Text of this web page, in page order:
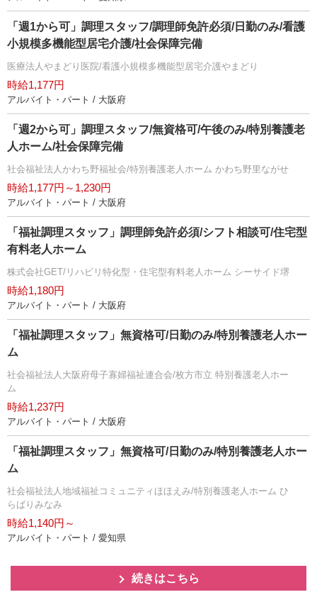
「週1から可」調理スタッフ/調理師免許必須/日勤のみ/看護
小規模多機能型居宅介護/社会保障完備
医療法人やまどり医院/看護小規模多機能型居宅介護やまどり
時給1,177円
アルバイト・パート / 大阪府
「週2から可」調理スタッフ/無資格可/午後のみ/特別養護老
人ホーム/社会保障完備
社会福祉法人かわち野福祉会/特別養護老人ホーム かわち野里ながせ
時給1,177円～1,230円
アルバイト・パート / 大阪府
「福祉調理スタッフ」調理師免許必須/シフト相談可/住宅型
有料老人ホーム
株式会社GET/リハビリ特化型・住宅型有料老人ホーム シーサイド堺
時給1,180円
アルバイト・パート / 大阪府
「福祉調理スタッフ」無資格可/日勤のみ/特別養護老人ホー
ム
社会福祉法人大阪府母子寡婦福祉連合会/枚方市立 特別養護老人ホー
ム
時給1,237円
アルバイト・パート / 大阪府
「福祉調理スタッフ」無資格可/日勤のみ/特別養護老人ホー
ム
社会福祉法人地域福祉コミュニティほほえみ/特別養護老人ホーム ひ
らばりみなみ
時給1,140円～
アルバイト・パート / 愛知県
続きはこちら